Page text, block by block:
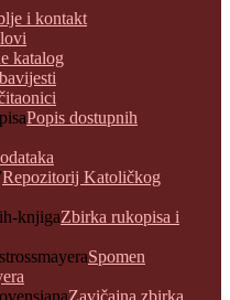
i kontakt
katalog
Popis dostupnih
Repozitorij Katoličkog
Zbirka rukopisa i
Spomen
Zavičajna zbirka